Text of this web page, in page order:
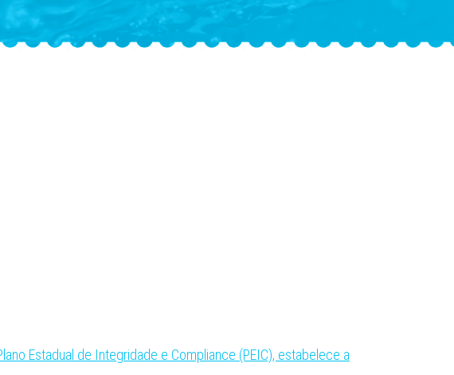
Estadual de Integridade e Compliance (PEIC), estabelece a